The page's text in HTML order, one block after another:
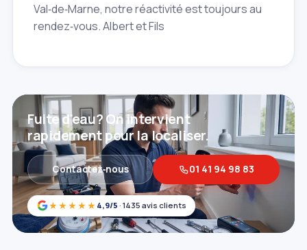
Val‑de‑Marne, notre réactivité est toujours au
rendez‑vous. Albert et Fils
★★★★★ 4,9/5 · 1435 avis clients
Fuite d'eau? On intervient
rapidement pour la localiser.
Contactez‑nous 01 41 94 98 83